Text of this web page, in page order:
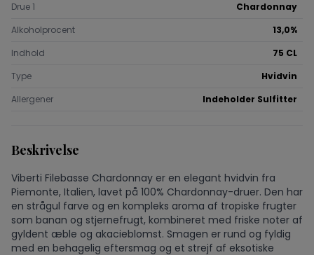
Drue 1
Chardonnay
Alkoholprocent
13,0%
Indhold
75 CL
Type
Hvidvin
Allergener
Indeholder Sulfitter
Beskrivelse
Viberti Filebasse Chardonnay er en elegant hvidvin fra
Piemonte, Italien, lavet på 100% Chardonnay-druer. Den har
en strågul farve og en kompleks aroma af tropiske frugter
som banan og stjernefrugt, kombineret med friske noter af
gyldent æble og akacieblomst. Smagen er rund og fyldig
med en behagelig eftersmag og et strejf af eksotiske